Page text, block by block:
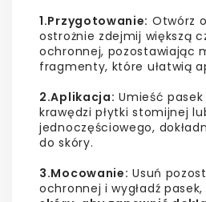
1.Przygotowanie: Otwórz
ostrożnie zdejmij większą
ochronnej, pozostawiając
fragmenty, które ułatwią
2.Aplikacja: Umieść
krawędzi płytki stomijnej
jednoczęściowego,
do skóry.
3.Mocowanie: Usuń
ochronnej i wygładź pasek,